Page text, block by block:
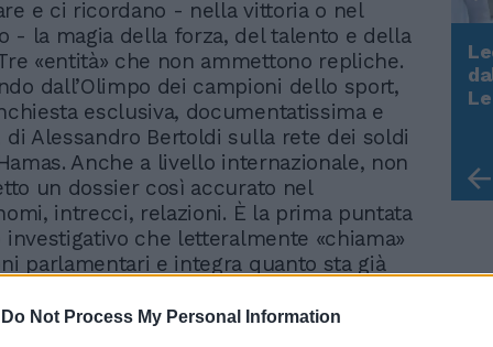
Do Not Process My Personal Information
e ci ricordano - nella vittoria o nel
- la magia della forza, del talento e della
«entità» che non ammettono repliche.
dall’Olimpo dei campioni dello sport,
esclusiva, documentatissima e
di Alessandro Bertoldi sulla rete dei soldi
Anche a livello internazionale, non
un dossier così accurato nel
intrecci, relazioni. È la prima puntata
che letteralmente «chiama»
parlamentari e integra quanto sta già
Rudy Giuliani a Come States?
Trump, Meloni e la strategia
americana